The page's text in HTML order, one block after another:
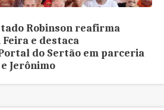
Robinson reafirma
e destaca
do Sertão em parceria
Jerônimo